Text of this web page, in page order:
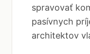
spravovať
pasívnych
architektov